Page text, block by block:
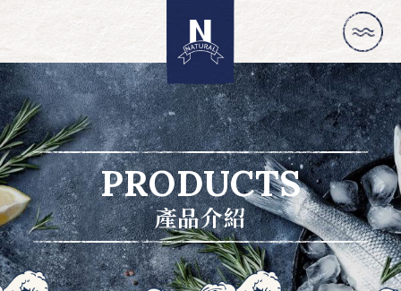
PRODUCTS
產品介紹